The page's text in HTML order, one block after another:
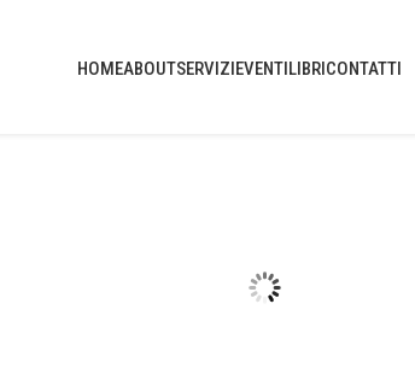
HOMEABOUTSERVIZIEVENTILIBRICONTATTI